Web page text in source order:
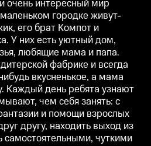
домой что-нибудь вкусненькое,
а мама шьёт детскую одежду.
Каждый день ребята узнают
что-то новое и придумывают,
чем себя занять: с помощью
смекалки, фантазии и помощи
взрослых они учатся помогать
друг другу, находить выход из
любой ситуации, быть
самостоятельными, чуткими и
добрыми.
очень интересный мир
городке живут-
его брат Компот и
У них есть уютный дом,
любящие мама и папа.
фабрике и всегда
вкусненькое, а мама
Каждый день ребята узнают
чем себя занять: с
и помощи взрослых
другу, находить выход из
самостоятельными, чуткими